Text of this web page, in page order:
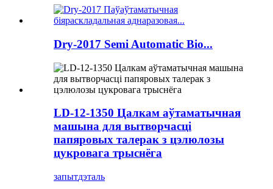
Dry-2017 Semi Automatic Bio...
LD-12-1350 Цалкам аўтаматычная
машына для вытворчасці
папяровых талерак з цэлюлозы
цукровага трыснёга
запытдэталь